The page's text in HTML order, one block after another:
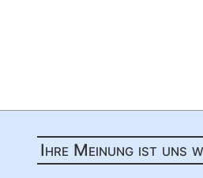
Ihre Meinung ist uns